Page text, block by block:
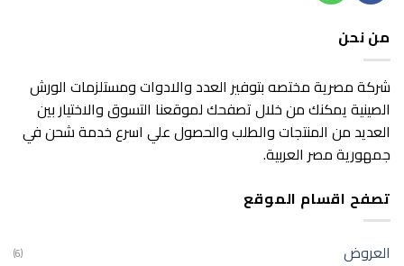
من نحن
شركة مصرية مختصه بتوفير العدد والادوات ومستلزمات الورش
الصينية يمكنك من خلال تصفحك لموقعنا التسوق والاختيار بين
العديد من المنتجات والطلب والحصول علي اسرع خدمة شحن في
جمهورية مصر العربية.
تصفح اقسام الموقع
العروض (6)